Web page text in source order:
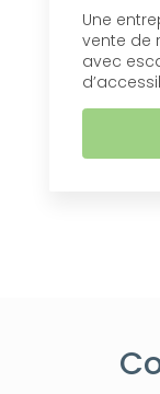
Une
vente de
avec